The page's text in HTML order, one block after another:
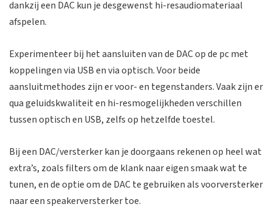
dankzij een DAC kun je desgewenst hi-resaudiomateriaal
afspelen.
Experimenteer bij het aansluiten van de DAC op de pc met
koppelingen via USB en via optisch. Voor beide
aansluitmethodes zijn er voor- en tegenstanders. Vaak zijn er
qua geluidskwaliteit en hi-resmogelijkheden verschillen
tussen optisch en USB, zelfs op hetzelfde toestel.
Bij een DAC/versterker kan je doorgaans rekenen op heel wat
extra’s, zoals filters om de klank naar eigen smaak wat te
tunen, en de optie om de DAC te gebruiken als voorversterker
naar een speakerversterker toe.